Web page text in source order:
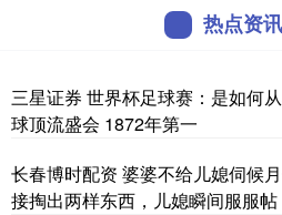
热点资讯
三星证券 世界杯足球赛：是如何
球顶流盛会 1872年第一
长春博时配资 婆婆不给儿媳伺候
接掏出两样东西，儿媳瞬间服服帖